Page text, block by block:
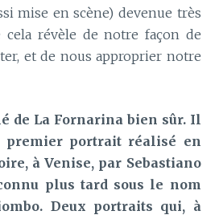
mise en scène) devenue très
cela révèle de notre façon de
et de nous approprier notre
de La Fornarina bien sûr. Il
premier portrait réalisé en
à Venise, par Sebastiano
plus tard sous le nom
Deux portraits qui, à